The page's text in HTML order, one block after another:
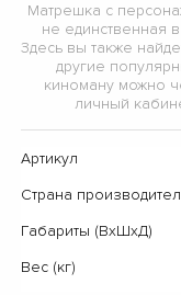
Матрешка с
не единственная
Здесь вы также
другие
киноману можно
личный
Артикул
Страна
Габариты (ВхШхД)
Вес (кг)